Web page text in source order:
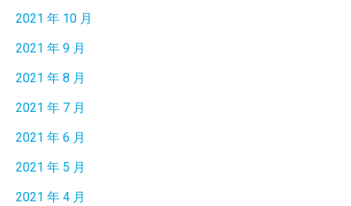
2021 年 10 月
2021 年 9 月
2021 年 8 月
2021 年 7 月
2021 年 6 月
2021 年 5 月
2021 年 4 月